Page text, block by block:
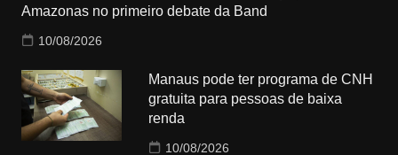
Amazonas no primeiro debate da Band
10/08/2026
Manaus pode ter programa de CNH
gratuita para pessoas de baixa
renda
10/08/2026